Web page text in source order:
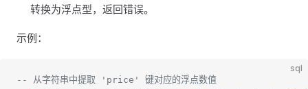
转换为浮点型，返回错误。
示例：
sql
-- 从字符串中提取 'price' 键对应的浮点数值